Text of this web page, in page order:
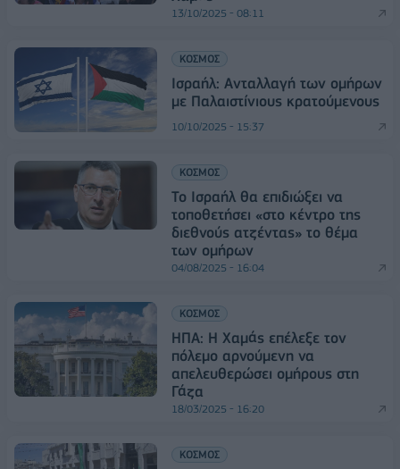
13/10/2025 - 08:11
ΚΟΣΜΟΣ
Ισραήλ: Ανταλλαγή των ομήρων
με Παλαιστίνιους κρατούμενους
10/10/2025 - 15:37
ΚΟΣΜΟΣ
Το Ισραήλ θα επιδιώξει να
τοποθετήσει «στο κέντρο της
διεθνούς ατζέντας» το θέμα
των ομήρων
04/08/2025 - 16:04
ΚΟΣΜΟΣ
ΗΠΑ: Η Χαμάς επέλεξε τον
πόλεμο αρνούμενη να
απελευθερώσει ομήρους στη
Γάζα
18/03/2025 - 16:20
ΚΟΣΜΟΣ